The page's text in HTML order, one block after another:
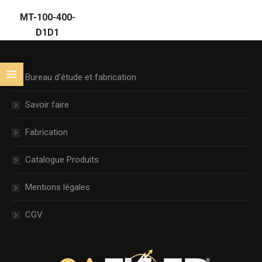
MT-100-400-
D1D1
Bureau d’étude et fabrication
Savoir faire
Fabrication
Catalogue Produits
Mentions légales
CGV